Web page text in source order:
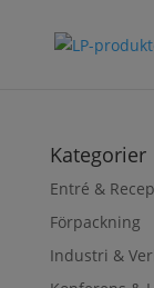
Kategorier
Entré &
Förpackning
Industri &